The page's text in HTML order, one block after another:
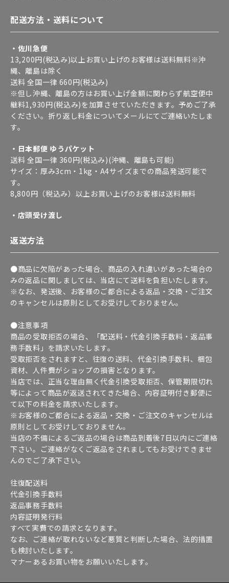
配送方法・送料について
・佐川急便
13,200円(税込み)以上お買い上げのお客様は送料無料※沖
縄、離島は除く
送料 全国一律 660円(税込み)
※但し沖縄、離島の方はお買い上げ金額に関わらず航空便中
継料1,930円(税込み)を加算させていただきます。予めご了承
ください。折り返し料金についてメールにてご連絡いたしま
す。
・日本郵便 ゆうパケット
送料 全国一律 360円(税込み)(沖縄、離島も可能)
サイズ：厚み3cm・1kg・A4サイズまでの商品発送可能で
す。
8,800円（税込み）以上お買い上げのお客様は送料無料
・店頭受け渡し
返送方法
●商品に欠陥があった場合、商品の入れ違いがあった場合の
みの返品に関しましては、当店にて送料を負担いたします。
※なお、発送後、お客様のご都合による返品・交換・ご注文
のキャンセルは原則としてお受けしておりません。
●注意事項
商品の受取拒否の場合、「配送料・代金引換手数料・返品事
務手数料」を請求いたします。
受取拒否をされますと、往復の送料、代金引換手数料、梱包
資材、人件費がショップの損害となります。
当店では、正当な理由無く代金引換受取拒否、保管期限切れ
等によって商品が返送されてきた場合、内容証明付き郵便に
て以下の料金を請求いたします。
※お客様のご都合による返品・交換・ご注文のキャンセルは
原則としてお受けしておりません。
当店の不備によるご返品の場合は商品到着後7日以内にご連絡
下さい。ご連絡がなくご返品をされましてもお受けできませ
んのでご了承下さい。
往復配送料
代金引換手数料
返品事務手数料
内容証明発行料
すべて実費での請求となります。
なお、ご連絡が取れないなど悪質と判断した場合、法的措置
も検討いたします。
マナーあるお買い物をお願いいたします。